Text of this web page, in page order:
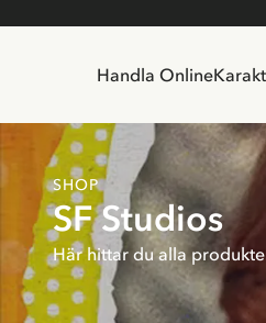
Handla Online
SHOP
SF Studios
Här hittar du alla